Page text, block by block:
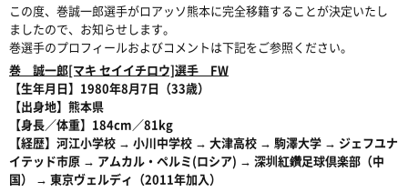
この度、巻誠一郎選手がロアッソ熊本に完全移籍することが決定いたし
ましたので、お知らせします。
巻選手のプロフィールおよびコメントは下記をご参照ください。
巻 誠一郎[マキ セイイチロウ]選手 FW
【生年月日】1980年8月7日（33歳）
【出身地】熊本県
【身長／体重】184cm／81kg
【経歴】河江小学校 → 小川中学校 → 大津高校 → 駒澤大学 → ジェフユナ
イテッド市原 → アムカル・ペルミ(ロシア) → 深圳紅鑽足球倶楽部（中
国） → 東京ヴェルディ（2011年加入）